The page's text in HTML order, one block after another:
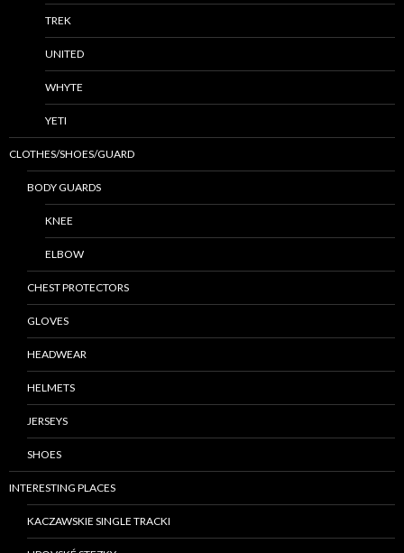
TREK
UNITED
WHYTE
YETI
CLOTHES/SHOES/GUARD
BODY GUARDS
KNEE
ELBOW
CHEST PROTECTORS
GLOVES
HEADWEAR
HELMETS
JERSEYS
SHOES
INTERESTING PLACES
KACZAWSKIE SINGLE TRACKI